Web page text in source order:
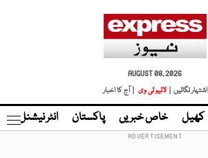
AUGUST 08, 2026
اشتہار لگائیں |
لائیو ٹی وی | آج کا اخبار
کھیل خاص خبریں پاکستان انٹر نیشنل